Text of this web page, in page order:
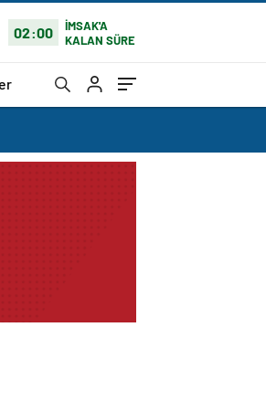
02:00
İMSAK'A
KALAN SÜRE